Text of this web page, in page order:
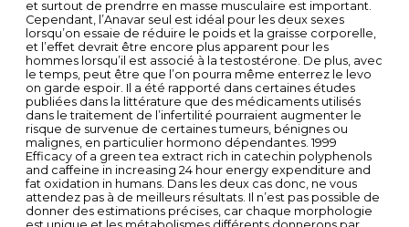
et surtout de prendrre en masse musculaire est important.
Cependant, l’Anavar seul est idéal pour les deux sexes
lorsqu’on essaie de réduire le poids et la graisse corporelle,
et l’effet devrait être encore plus apparent pour les
hommes lorsqu’il est associé à la testostérone. De plus, avec
le temps, peut être que l’on pourra même enterrez le levo
on garde espoir. Il a été rapporté dans certaines études
publiées dans la littérature que des médicaments utilisés
dans le traitement de l’infertilité pourraient augmenter le
risque de survenue de certaines tumeurs, bénignes ou
malignes, en particulier hormono dépendantes. 1999
Efficacy of a green tea extract rich in catechin polyphenols
and caffeine in increasing 24 hour energy expenditure and
fat oxidation in humans. Dans les deux cas donc, ne vous
attendez pas à de meilleurs résultats. Il n’est pas possible de
donner des estimations précises, car chaque morphologie